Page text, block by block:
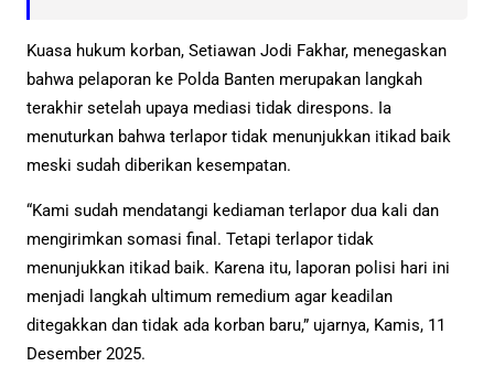
Kuasa hukum korban, Setiawan Jodi Fakhar, menegaskan
bahwa pelaporan ke Polda Banten merupakan langkah
terakhir setelah upaya mediasi tidak direspons. Ia
menuturkan bahwa terlapor tidak menunjukkan itikad baik
meski sudah diberikan kesempatan.
“Kami sudah mendatangi kediaman terlapor dua kali dan
mengirimkan somasi final. Tetapi terlapor tidak
menunjukkan itikad baik. Karena itu, laporan polisi hari ini
menjadi langkah ultimum remedium agar keadilan
ditegakkan dan tidak ada korban baru,” ujarnya, Kamis, 11
Desember 2025.